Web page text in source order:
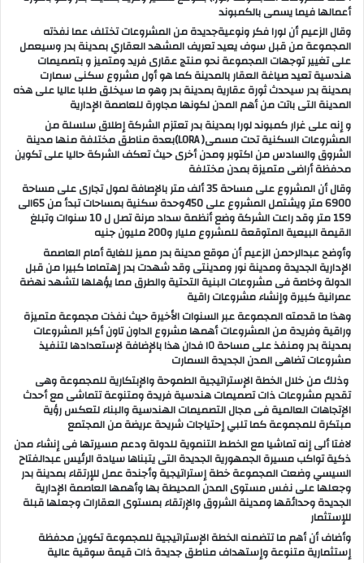
أعمالها فيما يسمى بالكمبوند
وقال الزعيم أن لورا فكر ونوعيةجديدة من المشروعات تختلف عما نفذته
المجموعة من قبل سوف يعيد تعريف المشهد العقاري بمدينة بدر وسيعمل
على تغيير توجهات المجموعة نحو منتج عقارى فريد ومتميز و بتصميمات
هندسية تعيد صياغة العقار بالمدينة كما هو أول مشروع سكنى سمارت
بمدينة بدر سيحدث ثورة عقارية بمدينة بدر وهو ما سيخلق طلبا عاليا على هذه
المدينة التى باتت من أهم المدن لكونها مجاورة للعاصمة الإدارية
و إنه على غرار كمبوند لورا بمدينة بدر تعتزم الشركة إطلاق سلسلة من
المشروعات السكنية تحت مسمى( LORA)بعدة مناطق مختلفة منها مدينة
الشروق والسادس من اكتوبر ومدن أخرى حيث تعكف الشركة حاليا على تكوين
محفظة أراضى متميزة بمدن مختلفة
وقال أن المشروع على مساحة 35 ألف متر بالإصافة لمول تجارى على مساحة
6900 متر ويشتمل المشروع على 450وحدة سكنية بمساحات تبدأ من 65الى
159 متر وقد راعت الشركة وضع أنظمة سداد مرنة تصل ل 10 سنوات وتبلغ
القيمة البيعية المتوقعة للمشروع مليار و200 مليون جنيه
وأوضح عبدالرحمن الزعيم أن موقع مدينة بدر مميز للغاية أمام العاصمة
الإدارية الجديدة ومدينة نور ومدينتى وقد شهدت بدر إهتماما كبيرا من قبل
الدولة وخاصة فى مشروعات البنية التحتية والطرق مما يؤهلها لتشهد نهضة
عمرانية كبيرة وإنشاء مشروعات راقية
وهذا ما قدمته المجموعة عبر السنوات الأخيرة حيث نفذت مجموعة متميزة
وراقية وفريدة من المشروعات أهمها مشروع الداون تاون أكبر المشروعات
بمدينة بدر ومنفذ على مساحة ١٥ فدان هذا بالإضافة لإستعدادها لتنفيذ
مشروعات تضاهى المدن الجديدة السمارت
وذلك من خلال الخطة الإستراتيجية الطموحة والإبتكارية للمجموعة وهى
تقديم مشروعات ذات تصميمات هندسية فريدة ومتنوعة تتماشى مع أحدث
الإتجاهات العالمية فى مجال التصميمات الهندسية والبناء لتعكس رؤية
مبتكرة للمجموعة كما تلبي إحتياجات شريحة عريضة من المجتمع
لافتا ألى إنه تماشيا مع الخطط التنموية للدولة ودعم مسيرتها فى إنشاء مدن
ذكية تواكب مسيرة الجمهورية الجديدة التى يتبناها سيادة الرئيس عبدالفتاح
السيسي وضعت المجموعة خطة إستراتيجية وأجندة عمل للإرتقاء بمدينة بدر
وجعلها على نفس مستوى المدن المحيطة بها وأهمها العاصمة الإدارية
الجديدة وحدائقها ومدينة الشروق والإرتقاء بمستوى العقارات وجعلها قبلة
للإستثمار
وأضاف أن أهم ما تتضمنه الخطة الإستراتيجية للمجموعة تكوين محفظة
إستثمارية متنوعة وإستهداف مناطق جديدة ذات قيمة سوقية عالية